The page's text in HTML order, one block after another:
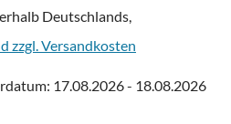
Deutschlands,
zzgl. Versandkosten
17.08.2026 - 18.08.2026